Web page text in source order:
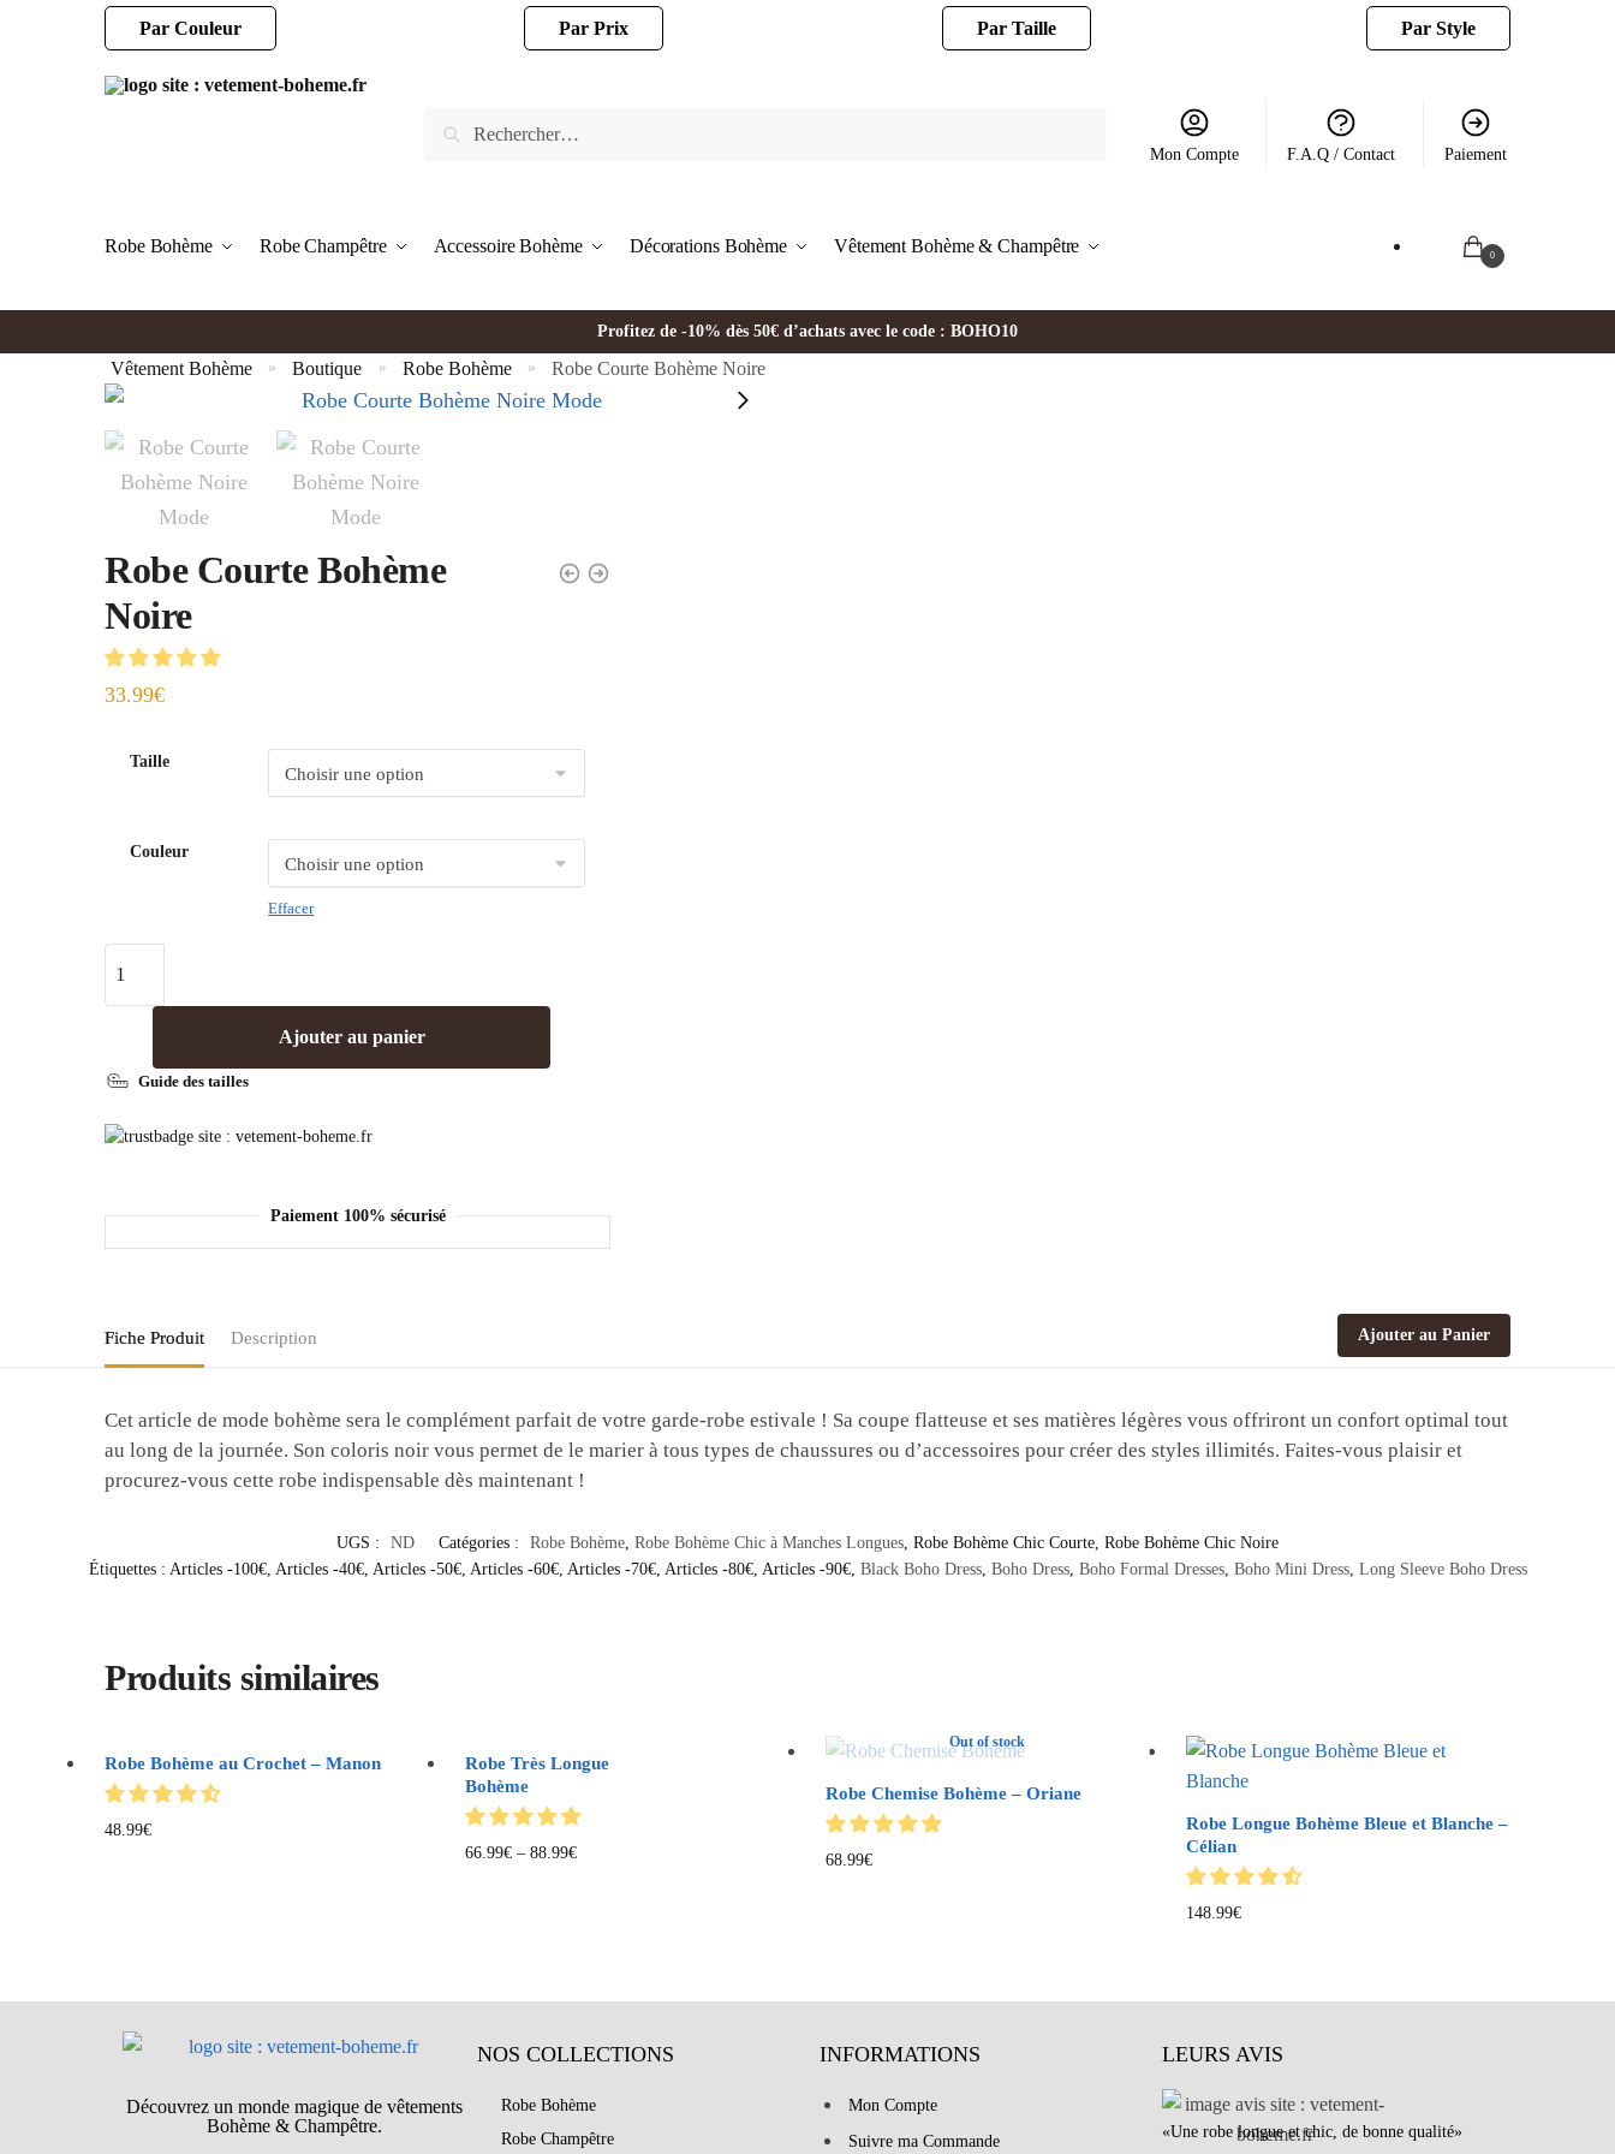
Par Couleur Par Prix Par Taille Par Style
Mon Compte F.A.Q / Contact Paiement
Robe Bohème Robe Champêtre Accessoire Bohème Décorations Bohème Vêtement Bohème & Champêtre 0
Profitez de -10% dès 50€ d’achats avec le code : BOHO10
Vêtement Bohème » Boutique » Robe Bohème » Robe Courte Bohème Noire
Robe Courte Bohème
Noire
33.99€
Taille
Couleur
Effacer
Ajouter au panier
Guide des tailles
Paiement 100% sécurisé
Fiche Produit Description Ajouter au Panier
Cet article de mode bohème sera le complément parfait de votre garde-robe estivale ! Sa coupe flatteuse et ses matières légères vous offriront un confort optimal tout
au long de la journée. Son coloris noir vous permet de le marier à tous types de chaussures ou d’accessoires pour créer des styles illimités. Faites-vous plaisir et
procurez-vous cette robe indispensable dès maintenant !
UGS : ND Catégories : Robe Bohème Robe Bohème Chic à Manches Longues Robe Bohème Chic Courte Robe Bohème Chic Noire
Étiquettes : Articles -100€, Articles -40€, Articles -50€, Articles -60€, Articles -70€, Articles -80€, Articles -90€, Black Boho Dress, Boho Dress, Boho Formal Dresses, Boho Mini Dress, Long Sleeve Boho Dress
Produits similaires
Robe Bohème au Crochet – Manon
48.99€
Robe Très Longue
Bohème
66.99€ – 88.99€
Out of stock
Robe Chemise Bohème – Oriane
68.99€
Robe Longue Bohème Bleue et Blanche –
Célian
148.99€
Découvrez un monde magique de vêtements
Bohème & Champêtre.
NOS COLLECTIONS
Robe Bohème
Robe Champêtre
INFORMATIONS
Mon Compte
Suivre ma Commande
LEURS AVIS
«Une robe longue et chic, de bonne qualité»